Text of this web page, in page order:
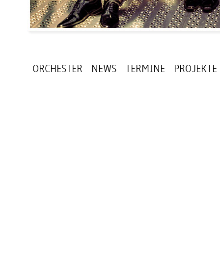
ORCHESTER NEWS TERMINE PROJEKTE